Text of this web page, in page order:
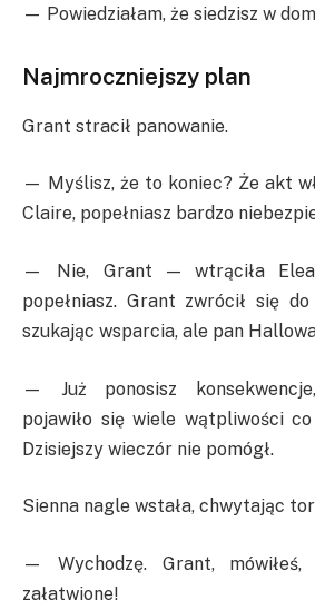
— Powiedziałam, że siedzisz w
Najmroczniejszy plan
Grant stracił panowanie.
— Myślisz, że to koniec? Że akt
Claire, popełniasz bardzo
— Nie, Grant — wtrąciła
popełniasz. Grant zwrócił się do
szukając wsparcia, ale pan
— Już ponosisz
pojawiło się wiele wątpliwości
Dzisiejszy wieczór nie pomógł.
Sienna nagle wstała, chwytając
— Wychodzę. Grant,
załatwione!